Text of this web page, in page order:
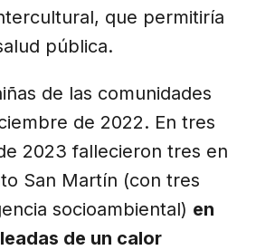
que permitiría
pública.
de las comunidades
de 2022. En tres
2023 fallecieron tres en
San Martín (con tres
socioambiental) en
de un calor